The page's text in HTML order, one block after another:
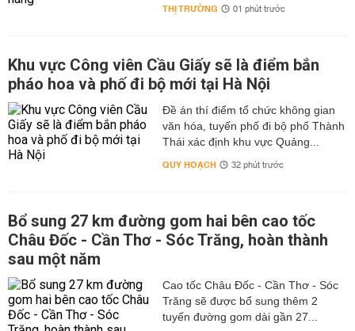
THỊ TRƯỜNG 01 phút trước
Khu vực Công viên Cầu Giấy sẽ là điểm bắn
pháo hoa và phố đi bộ mới tại Hà Nội
Đề án thí điểm tổ chức không gian
văn hóa, tuyến phố đi bộ phố Thành
Thái xác định khu vực Quảng...
QUY HOẠCH 32 phút trước
Bổ sung 27 km đường gom hai bên cao tốc
Châu Đốc - Cần Thơ - Sóc Trăng, hoàn thành
sau một năm
Cao tốc Châu Đốc - Cần Thơ - Sóc
Trăng sẽ được bổ sung thêm 2
tuyến đường gom dài gần 27...